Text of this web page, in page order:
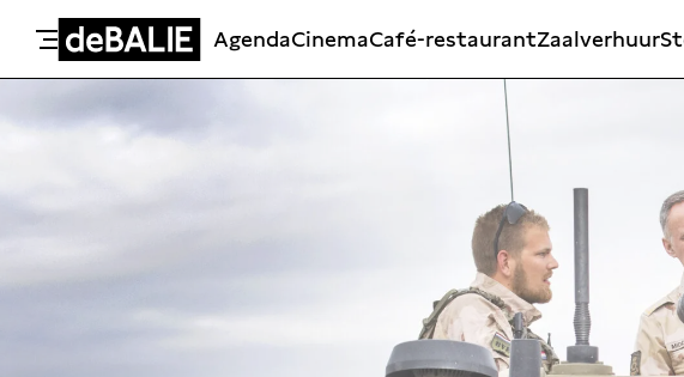
Meteen naar de content
De Balie
AgendaCinemaCafé-restaurantZaalverhuur